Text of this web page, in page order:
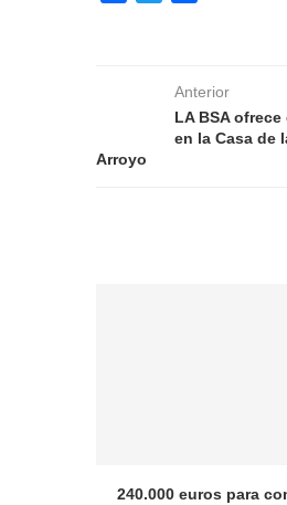
Anterior
LA BSA
en la Casa de
Arroyo
240.000 euros para